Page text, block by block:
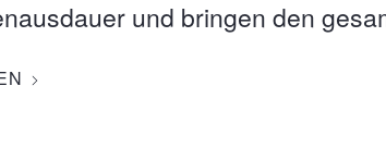
und bringen den